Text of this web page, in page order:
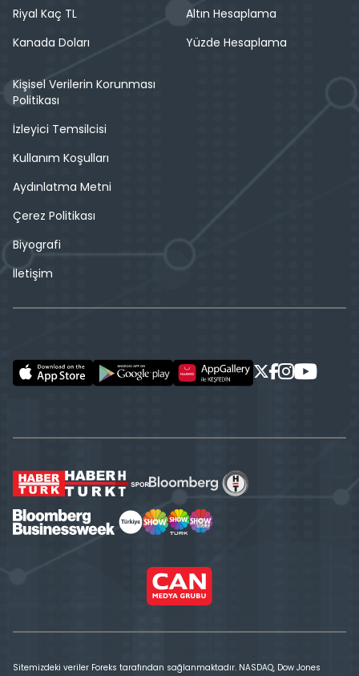
Riyal Kaç TL
Kanada Doları
Altın Hesaplama
Yüzde Hesaplama
Kişisel Verilerin Korunması
Politikası
İzleyici Temsilcisi
Kullanım Koşulları
Aydınlatma Metni
Çerez Politikası
Biyografi
İletişim
Sitemizdeki veriler Foreks tarafından sağlanmaktadır. NASDAQ, Dow Jones